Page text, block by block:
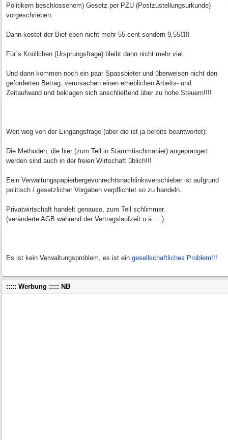
Politikern beschlossenem) Gesetz per PZU (Postzustellungsurkunde)
vorgeschrieben.
Dann kostet der Bief eben nicht mehr 55 cent sondern 9,55€!!!
Für´s Knöllchen (Ursprungsfrage) bleibt dann nicht mehr viel.
Und dann kommen noch ein paar Spassbieter und überweisen nicht den
geforderten Betrag, verursachen einen erheblichen Arbeits- und
Zeitaufwand und beklagen sich anschließend über zu hohe Steuern!!!!
Weit weg von der Eingangsfrage (aber die ist ja bereits beantwortet):
Die Methoden, die hier (zum Teil in Stammtischmanier) angeprangert
werden sind auch in der freien Wirtschaft üblich!!!
Eein Verwaltungspapierbergevonrechtsnachlinksverschieber ist aufgrund
politisch / gesetzlicher Vorgaben verpflichtet so zu handeln.
Privatwirtschaft handelt genauso, zum Teil schlimmer.
(veränderte AGB während der Vertragslaufzeit u.ä. ...)
Es ist kein Verwaltungsproblem, es ist ein gesellschaftliches Problem!!!
::::: Werbung ::::: NB